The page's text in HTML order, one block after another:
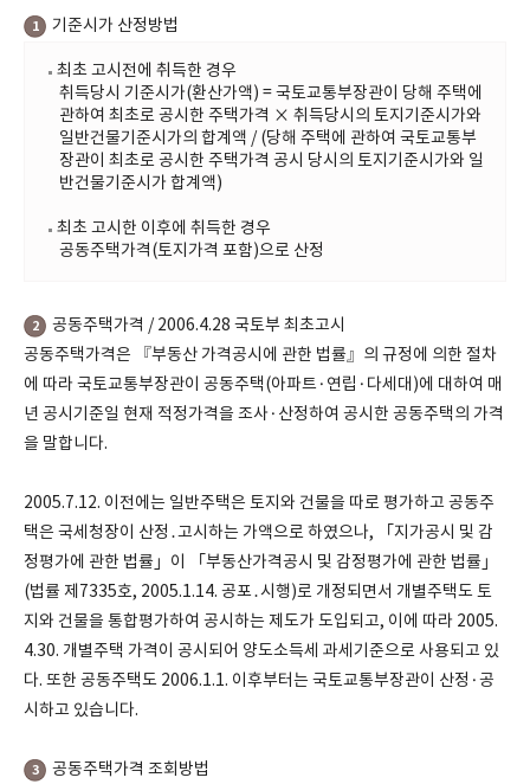
1 기준시가 산정방법
최초 고시전에 취득한 경우
취득당시 기준시가(환산가액) = 국토교통부장관이 당해 주택에
관하여 최초로 공시한 주택가격 × 취득당시의 토지기준시가와
일반건물기준시가의 합계액 / (당해 주택에 관하여 국토교통부
장관이 최초로 공시한 주택가격 공시 당시의 토지기준시가와 일
반건물기준시가 합계액)
최초 고시한 이후에 취득한 경우
공동주택가격(토지가격 포함)으로 산정
2
공동주택가격 / 2006.4.28 국토부 최초고시
공동주택가격은 『부동산 가격공시에 관한 법률』의 규정에 의한 절차
에 따라 국토교통부장관이 공동주택(아파트·연립·다세대)에 대하여 매
년 공시기준일 현재 적정가격을 조사·산정하여 공시한 공동주택의 가격
을 말합니다.
2005.7.12. 이전에는 일반주택은 토지와 건물을 따로 평가하고 공동주
택은 국세청장이 산정․고시하는 가액으로 하였으나, 「지가공시 및 감
정평가에 관한 법률」이 「부동산가격공시 및 감정평가에 관한 법률」
(법률 제7335호, 2005.1.14. 공포․시행)로 개정되면서 개별주택도 토
지와 건물을 통합평가하여 공시하는 제도가 도입되고, 이에 따라 2005.
4.30. 개별주택 가격이 공시되어 양도소득세 과세기준으로 사용되고 있
다. 또한 공동주택도 2006.1.1. 이후부터는 국토교통부장관이 산정·공
시하고 있습니다.
3
공동주택가격 조회방법